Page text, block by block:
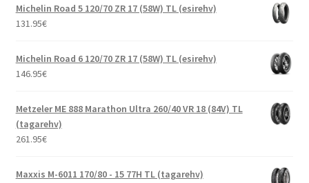
Michelin Road 5 120/70 ZR 17 (58W) TL (esirehv)
131.95€
Michelin Road 6 120/70 ZR 17 (58W) TL (esirehv)
146.95€
Metzeler ME 888 Marathon Ultra 260/40 VR 18 (84V) TL
(tagarehv)
261.95€
Maxxis M-6011 170/80 - 15 77H TL (tagarehv)